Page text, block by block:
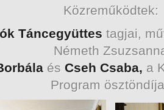
Közreműködtek:
Táncegyüttes tagjai,
Németh
és Cseh Csaba, a
Program